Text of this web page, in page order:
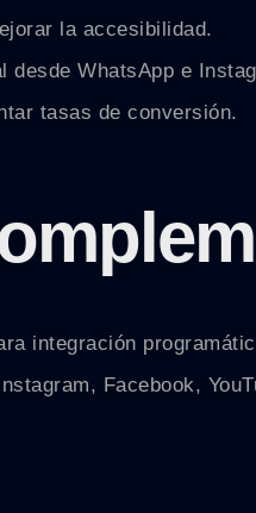
la accesibilidad.
desde WhatsApp e
tasas de conversión.
integración
Facebook,